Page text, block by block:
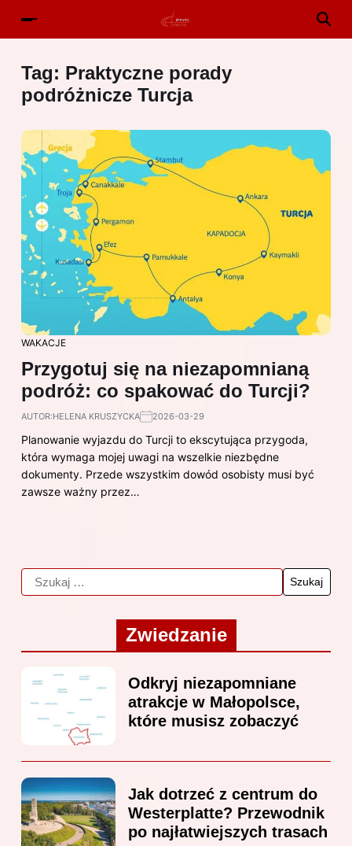
Tag: Praktyczne porady
podróżnicze Turcja
WAKACJE
Przygotuj się na niezapomnianą
podróż: co spakować do Turcji?
AUTOR:HELENA KRUSZYCKA 2026-03-29
Planowanie wyjazdu do Turcji to ekscytująca przygoda,
która wymaga mojej uwagi na wszelkie niezbędne
dokumenty. Przede wszystkim dowód osobisty musi być
zawsze ważny przez…
Zwiedzanie
Odkryj niezapomniane
atrakcje w Małopolsce,
które musisz zobaczyć
Jak dotrzeć z centrum do
Westerplatte? Przewodnik
po najłatwiejszych trasach